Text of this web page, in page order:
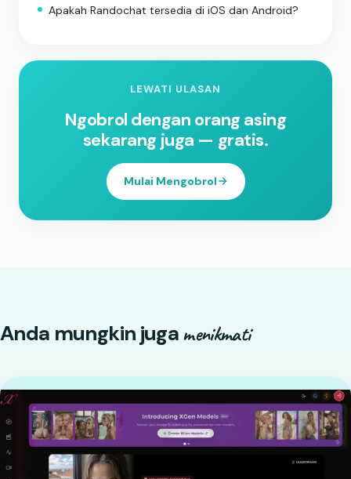
Apakah Randochat tersedia di iOS dan Android?
LEWATI ULASAN
Ngobrol dengan orang asing
sekarang juga — gratis.
Mulai Mengobrol
Anda mungkin jugamenikmati